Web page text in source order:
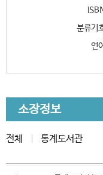
분류기
언
소장정보
전체 통계도서관